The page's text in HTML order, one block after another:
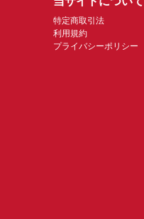
特定商取引法
利用規約
プライバシーポリシー